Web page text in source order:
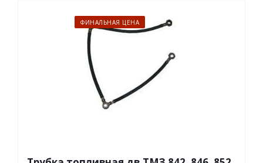
ФИНАЛЬНАЯ ЦЕНА